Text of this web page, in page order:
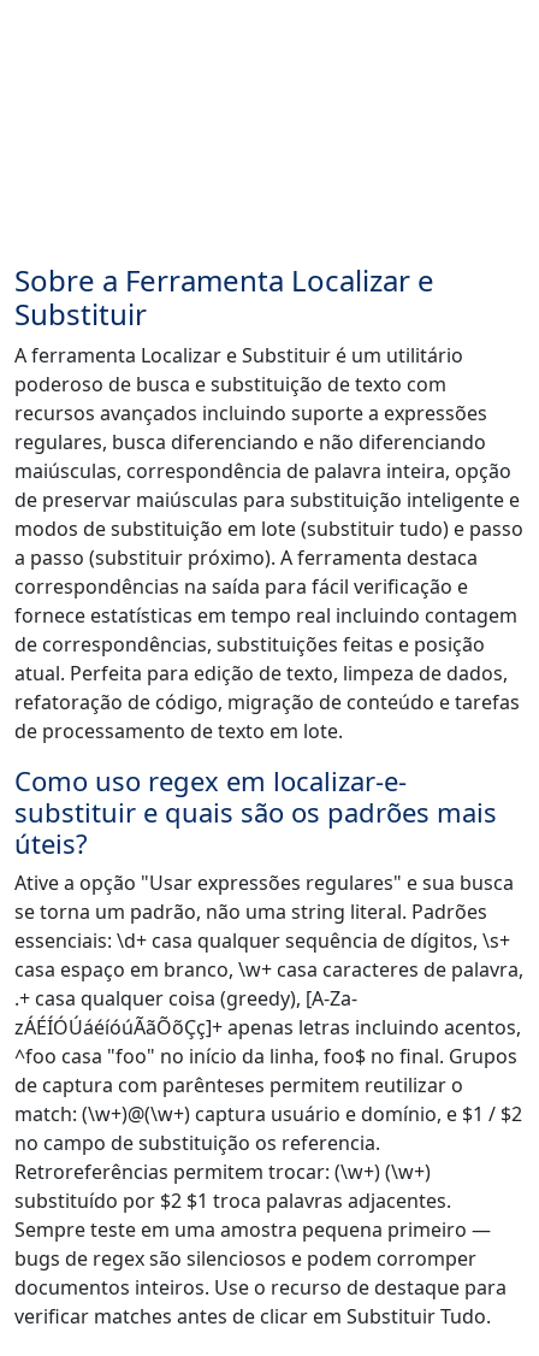
Sobre a Ferramenta Localizar e
Substituir
A ferramenta Localizar e Substituir é um utilitário
poderoso de busca e substituição de texto com
recursos avançados incluindo suporte a expressões
regulares, busca diferenciando e não diferenciando
maiúsculas, correspondência de palavra inteira, opção
de preservar maiúsculas para substituição inteligente e
modos de substituição em lote (substituir tudo) e passo
a passo (substituir próximo). A ferramenta destaca
correspondências na saída para fácil verificação e
fornece estatísticas em tempo real incluindo contagem
de correspondências, substituições feitas e posição
atual. Perfeita para edição de texto, limpeza de dados,
refatoração de código, migração de conteúdo e tarefas
de processamento de texto em lote.
Como uso regex em localizar-e-
substituir e quais são os padrões mais
úteis?
Ative a opção "Usar expressões regulares" e sua busca
se torna um padrão, não uma string literal. Padrões
essenciais: \d+ casa qualquer sequência de dígitos, \s+
casa espaço em branco, \w+ casa caracteres de palavra,
.+ casa qualquer coisa (greedy), [A-Za-
zÁÉÍÓÚáéíóúÃãÕõÇç]+ apenas letras incluindo acentos,
^foo casa "foo" no início da linha, foo$ no final. Grupos
de captura com parênteses permitem reutilizar o
match: (\w+)@(\w+) captura usuário e domínio, e $1 / $2
no campo de substituição os referencia.
Retroreferências permitem trocar: (\w+) (\w+)
substituído por $2 $1 troca palavras adjacentes.
Sempre teste em uma amostra pequena primeiro —
bugs de regex são silenciosos e podem corromper
documentos inteiros. Use o recurso de destaque para
verificar matches antes de clicar em Substituir Tudo.